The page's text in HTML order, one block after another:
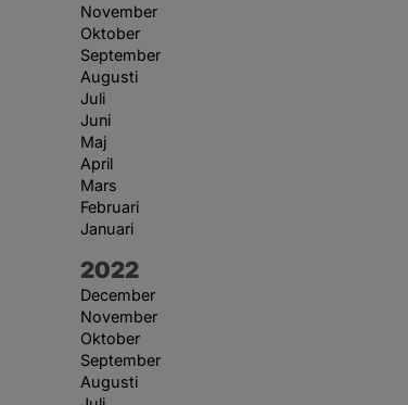
November
Oktober
September
Augusti
Juli
Juni
Maj
April
Mars
Februari
Januari
År:
2022
December
November
Oktober
September
Augusti